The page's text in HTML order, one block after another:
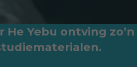
He Yebu ontving zo’n